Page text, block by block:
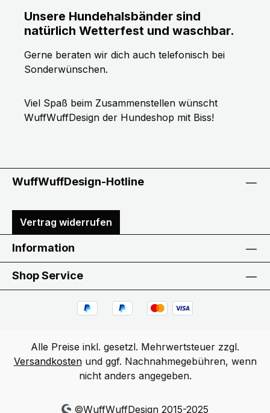
Unsere Hundehalsbänder sind
natürlich Wetterfest und waschbar.
Gerne beraten wir dich auch telefonisch bei
Sonderwünschen.
Viel Spaß beim Zusammenstellen wünscht
WuffWuffDesign der Hundeshop mit Biss!
WuffWuffDesign-Hotline
Vertrag widerrufen
Information
Shop Service
Alle Preise inkl. gesetzl. Mehrwertsteuer zzgl.
Versandkostenund ggf. Nachnahmegebühren, wenn
nicht anders angegeben.
©WuffWuffDesign 2015-2025